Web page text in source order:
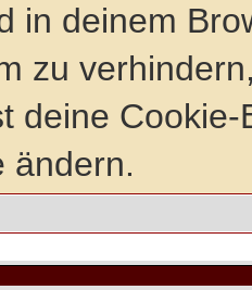
in deinem
zu
deine
ändern.